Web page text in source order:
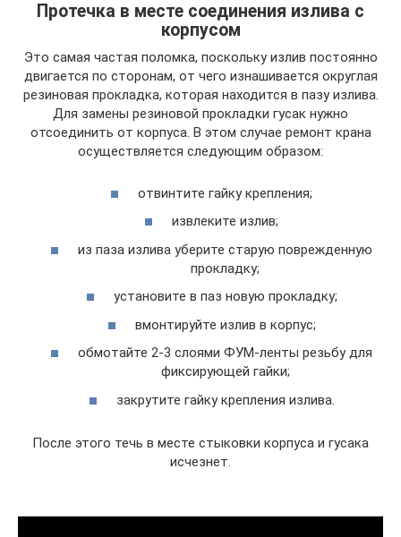
Протечка в месте соединения излива с
корпусом
Это самая частая поломка, поскольку излив постоянно
двигается по сторонам, от чего изнашивается округлая
резиновая прокладка, которая находится в пазу излива.
Для замены резиновой прокладки гусак нужно
отсоединить от корпуса. В этом случае ремонт крана
осуществляется следующим образом:
отвинтите гайку крепления;
извлеките излив;
из паза излива уберите старую поврежденную
прокладку;
установите в паз новую прокладку;
вмонтируйте излив в корпус;
обмотайте 2-3 слоями ФУМ-ленты резьбу для
фиксирующей гайки;
закрутите гайку крепления излива.
После этого течь в месте стыковки корпуса и гусака
исчезнет.